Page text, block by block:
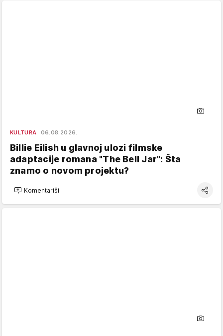
KULTURA 06.08.2026.
Billie Eilish u glavnoj ulozi filmske
adaptacije romana "The Bell Jar": Šta
znamo o novom projektu?
Komentariši